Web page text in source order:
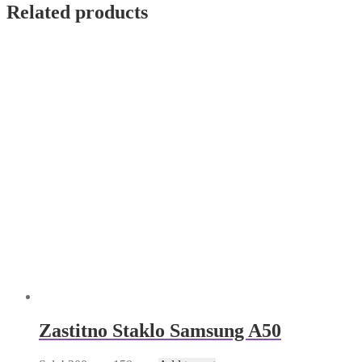
quantity
Related products
Zastitno Staklo Samsung A50